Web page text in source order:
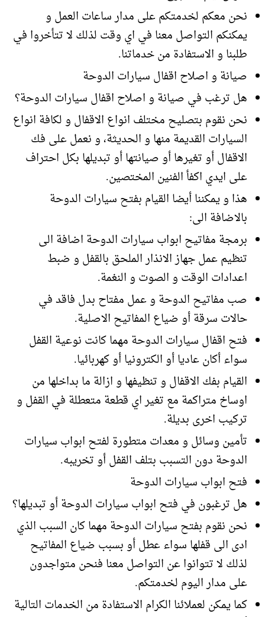
نحن معكم لخدمتكم على مدار ساعات العمل و
يمكنكم التواصل معنا في اي وقت لذلك لا تتأخروا في
طلبنا و الاستفادة من خدماتنا.
صيانة و اصلاح اقفال سيارات الدوحة
هل ترغب في صيانة و اصلاح اقفال سيارات الدوحة؟
نحن نقوم بتصليح مختلف انواع الاقفال و لكافة انواع
السيارات القديمة منها و الحديثة، و نعمل على فك
الاقفال أو تغيرها أو صيانتها أو تبديلها بكل احتراف
على ايدي اكفأ الفنين المختصين.
هذا و يمكننا أيضا القيام بفتح سيارات الدوحة
بالاضافة الى:
برمجة مفاتيح ابواب سيارات الدوحة اضافة الى
تنظيم عمل جهاز الانذار الملحق بالقفل و ضبط
اعدادات الوقت و الصوت و النغمة.
صب مفاتيح الدوحة و عمل مفتاح بدل فاقد في
حالات سرقة أو ضياع المفاتيح الاصلية.
فتح اقفال سيارات الدوحة مهما كانت نوعية القفل
سواء أكان عاديا أو الكترونيا أو كهربائيا.
القيام بفك الاقفال و تنظيفها و ازالة ما بداخلها من
اوساخ متراكمة مع تغير اي قطعة متعطلة في القفل و
تركيب اخرى بديلة.
تأمين وسائل و معدات متطورة لفتح ابواب سيارات
الدوحة دون التسبب بتلف القفل أو تخريبه.
فتح ابواب سيارات الدوحة
هل ترغبون في فتح ابواب سيارات الدوحة أو تبديلها؟
نحن نقوم بفتح سيارات الدوحة مهما كان السبب الذي
ادى الى قفلها سواء عطل أو بسبب ضياع المفاتيح
لذلك لا تتوانوا عن التواصل معنا فنحن متواجدون
على مدار اليوم لخدمتكم.
كما يمكن لعملائنا الكرام الاستفادة من الخدمات التالية